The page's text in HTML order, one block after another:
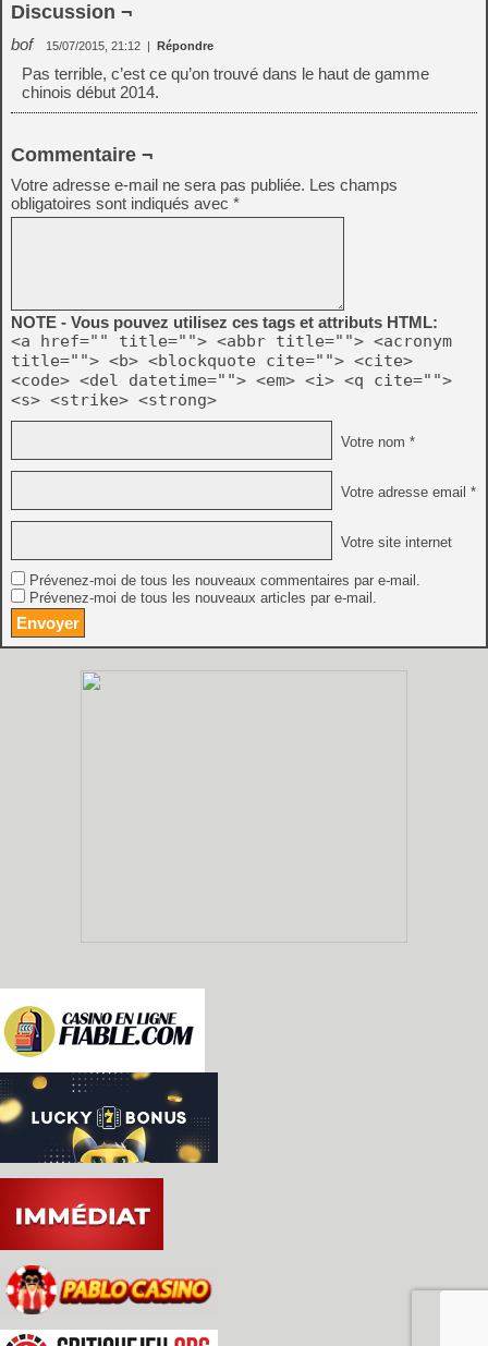
Discussion ¬
bof 15/07/2015, 21:12 | Répondre
Pas terrible, c’est ce qu’on trouvé dans le haut de gamme
chinois début 2014.
Commentaire ¬
Votre adresse e-mail ne sera pas publiée. Les champs
obligatoires sont indiqués avec *
NOTE - Vous pouvez utilisez ces tags et attributs HTML:
<a href="" title=""> <abbr title=""> <acronym
title=""> <b> <blockquote cite=""> <cite>
<code> <del datetime=""> <em> <i> <q cite="">
<s> <strike> <strong>
Votre nom *
Votre adresse email *
Votre site internet
Prévenez-moi de tous les nouveaux commentaires par e-mail.
Prévenez-moi de tous les nouveaux articles par e-mail.